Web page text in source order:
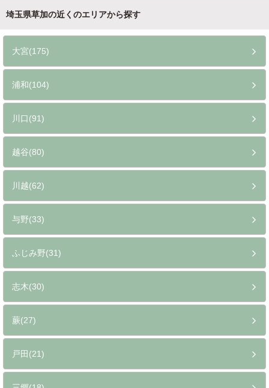
埼玉県草加の近くのエリアから探す
大宮(175)
浦和(104)
川口(91)
越谷(80)
川越(62)
与野(33)
ふじみ野(31)
志木(30)
蕨(27)
戸田(21)